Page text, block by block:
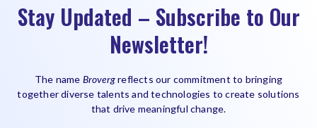
Stay Updated – Subscribe to Our
Newsletter!
The name Brovergreflects our commitment to bringing
together diverse talents and technologies to create solutions
that drive meaningful change.